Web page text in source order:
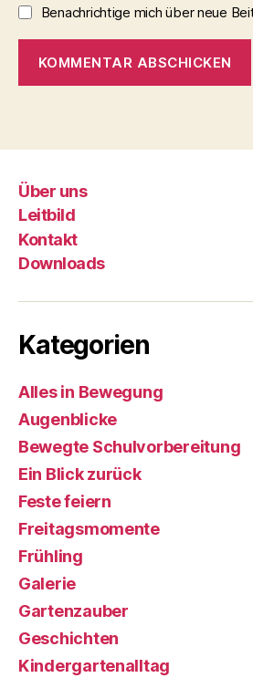
Benachrichtige mich über neue
Über uns
Leitbild
Kontakt
Downloads
Kategorien
Alles in Bewegung
Augenblicke
Bewegte Schulvorbereitung
Ein Blick zurück
Feste feiern
Freitagsmomente
Frühling
Galerie
Gartenzauber
Geschichten
Kindergartenalltag